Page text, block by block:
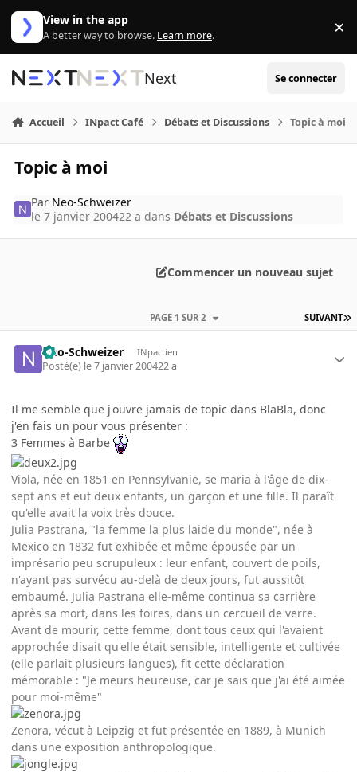
Aller au contenu
View in the app
A better way to browse. Learn more. ×
Next Se connecter
Accueil INpact Café Débats et Discussions Topic à moi
Topic à moi
Par Neo-Schweizer
le 7 janvier 200422 a dans Débats et Discussions
Commencer un nouveau sujet
SUIVANT
PAGE 1 SUR 2
Neo-Schweizer INpactien
Posté(e) le 7 janvier 200422 a
Il me semble que j'ouvre jamais de topic dans BlaBla, donc
j'en fais un pour vous présenter :
3 Femmes à Barbe
Viola, née en 1851 en Pennsylvanie, se maria à l'âge de dix-
sept ans et eut deux enfants, un garçon et une fille. Il paraît
qu'elle avait la voix très douce.
Julia Pastrana, "la femme la plus laide du monde", née à
Mexico en 1832 fut exhibée et même épousée par un
imprésario peu scrupuleux : leur enfant, couvert de poils,
n'ayant pas survécu au-delà de deux jours, fut aussitôt
embaumé. Julia Pastrana elle-même continua sa carrière
après sa mort, dans les foires, dans un cercueil de verre.
Avant de mourir, cette femme, dont tous ceux qui l'avaient
approchée disait qu'elle était sensible, intelligente et cultivée
(elle parlait plusieurs langues), fit cette déclaration
mémorable : "Je meurs heureuse, car je sais que j'ai été aimée
pour moi-même"
Zenora, vécut à Leipzig et fut présentée en 1889, à Munich
dans une exposition anthropologique.